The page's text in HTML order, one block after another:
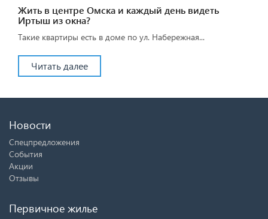
Жить в центре Омска и каждый день видеть
Иртыш из окна?
Такие квартиры есть в доме по ул. Набережная...
Читать далее
Новости
Спецпредложения
События
Акции
Отзывы
Первичное жилье